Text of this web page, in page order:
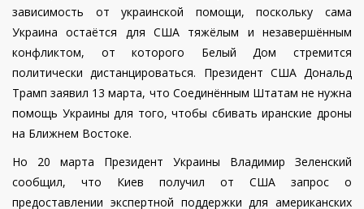
зависимость от украинской помощи, поскольку сама
Украина остаётся для США тяжёлым и незавершённым
конфликтом, от которого Белый Дом стремится
политически дистанцироваться.
Президент США Дональд
Трамп заявил 13 марта, что Соединённым Штатам не нужна
помощь Украины для того, чтобы сбивать иранские дроны
на Ближнем Востоке.
Но 20 марта Президент Украины Владимир Зеленский
сообщил, что Киев получил от США запрос о
предоставлении экспертной поддержки для американских